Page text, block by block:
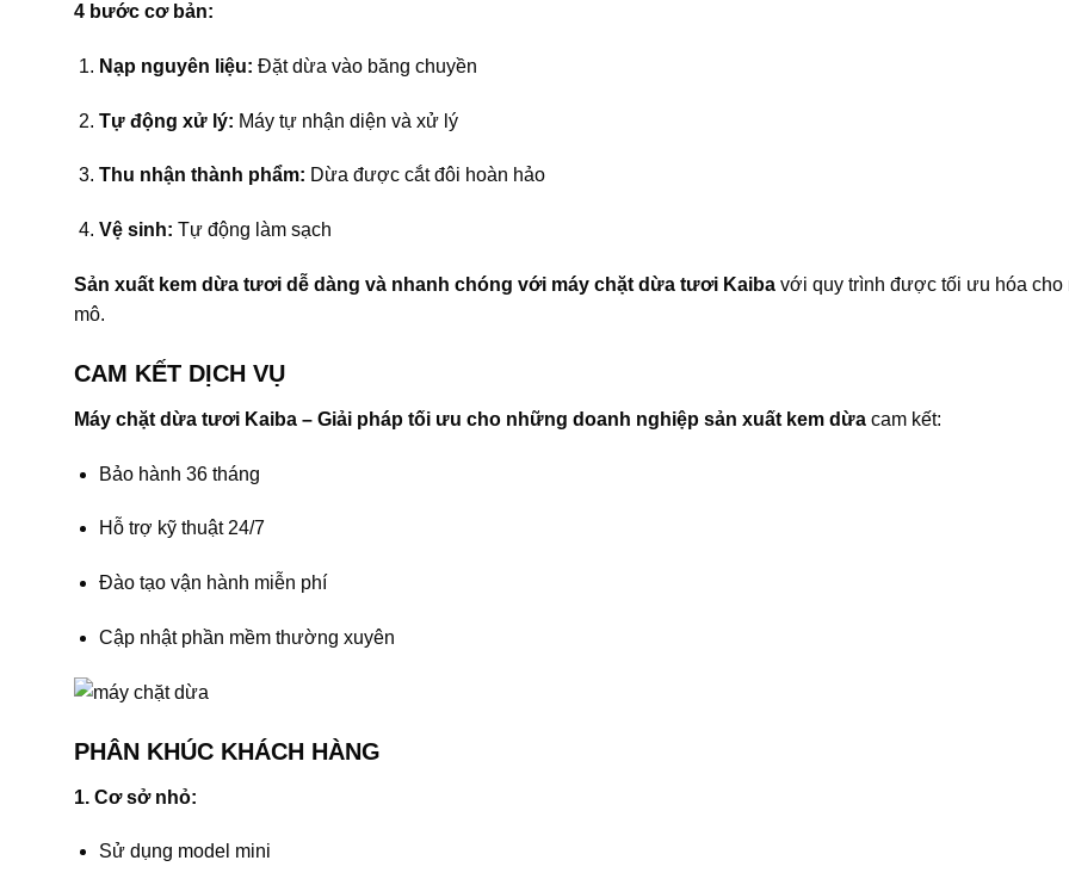
4 bước cơ bản:
Nạp nguyên liệu: Đặt dừa vào băng chuyền
Tự động xử lý: Máy tự nhận diện và xử lý
Thu nhận thành phẩm: Dừa được cắt đôi hoàn hảo
Vệ sinh: Tự động làm sạch
Sản xuất kem dừa tươi dễ dàng và nhanh chóng với máy chặt dừa tươi Kaiba với quy trình được tối ưu hóa cho
mô.
CAM KẾT DỊCH VỤ
Máy chặt dừa tươi Kaiba – Giải pháp tối ưu cho những doanh nghiệp sản xuất kem dừa cam kết:
Bảo hành 36 tháng
Hỗ trợ kỹ thuật 24/7
Đào tạo vận hành miễn phí
Cập nhật phần mềm thường xuyên
PHÂN KHÚC KHÁCH HÀNG
1. Cơ sở nhỏ:
Sử dụng model mini